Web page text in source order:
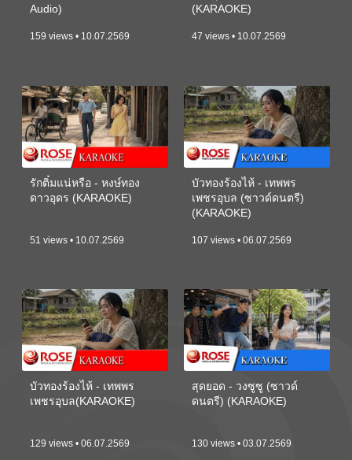
Audio)
159 views • 10.07.2569
(KARAOKE)
47 views • 10.07.2569
รักติ๋มแน่หรือ - หงษ์ทอง
ดาวอุดร (KARAOKE)
51 views • 10.07.2569
บัวทองร้องไห้ - เทพพร
เพชรอุบล (ซาวด์ดนตรี)
(KARAOKE)
107 views • 06.07.2569
บัวทองร้องไห้ - เทพพร
เพชรอุบล(KARAOKE)
129 views • 06.07.2569
สุดยอด - วงซูซู (ซาวด์
ดนตรี) (KARAOKE)
130 views • 03.07.2569